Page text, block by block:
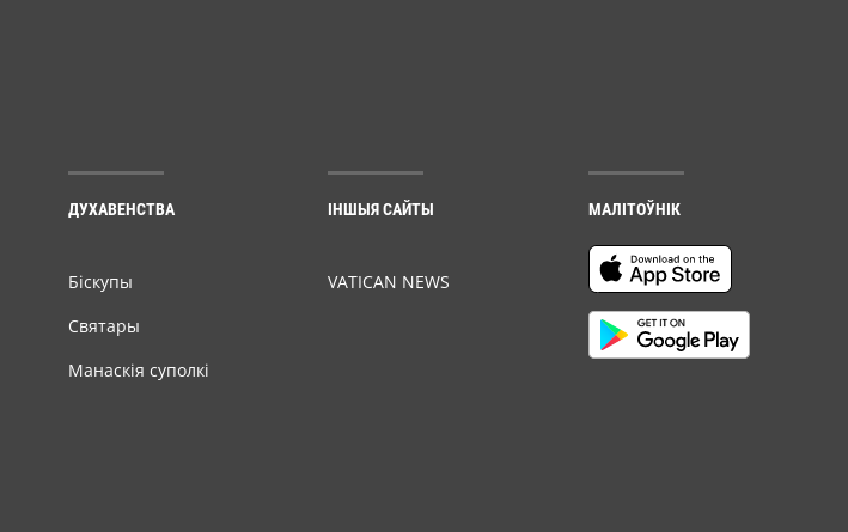
ДУХАВЕНСТВА
Біскупы
Святары
Манаскія суполкі
ІНШЫЯ САЙТЫ
VATICAN NEWS
МАЛІТОЎНІК